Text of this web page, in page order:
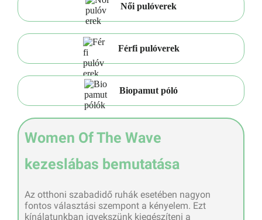
Női pulóverek
Férfi pulóverek
Biopamut póló
Women Of The Wave
kezeslábas bemutatása
Az otthoni szabadidő ruhák esetében nagyon
fontos választási szempont a kényelem. Ezt
kínálatunkban igyekszünk kiegészíteni a